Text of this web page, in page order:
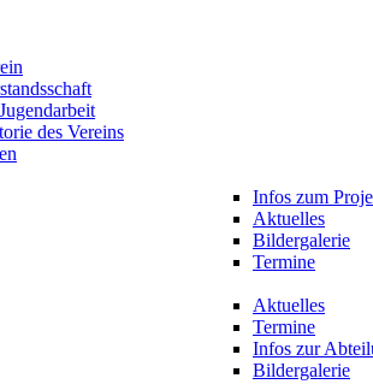
des Vereins
Infos zum
Aktuelles
Bildergalerie
Termine
Aktuelles
Termine
Infos zur
Bildergalerie